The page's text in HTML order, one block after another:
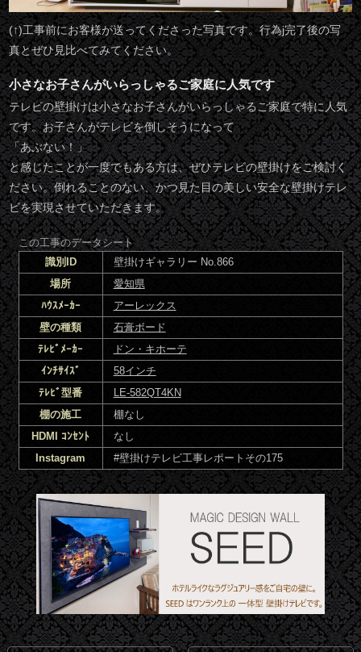
(↑)工事前にお客様が送ってくださった写真です。行為j完了後の写
真とぜひ見比べてみてください。
小さなお子さんがいらっしゃるご家庭に人気です
テレビの壁掛けは小さなお子さんがいらっしゃるご家庭で特に人気
です。お子さんがテレビを倒しそうになって
「あぶない！」
と感じたことが一度でもある方は、ぜひテレビの壁掛けをご検討く
ださい。倒れることのない、かつ見た目の美しい安全な壁掛けテレ
ビを実現させていただきます。
この工事のデータシート
識別ID
壁掛けギャラリー No.866
場所
愛知県
ﾊｳｽﾒｰｶｰ
アーレックス
壁の種類
石膏ボード
ﾃﾚﾋﾞﾒｰｶｰ
ドン・キホーテ
ｲﾝﾁｻｲｽﾞ
58インチ
ﾃﾚﾋﾞ型番
LE-582QT4KN
棚の施工
棚なし
HDMI ｺﾝｾﾝﾄ
なし
Instagram
#壁掛けテレビ工事レポートその175